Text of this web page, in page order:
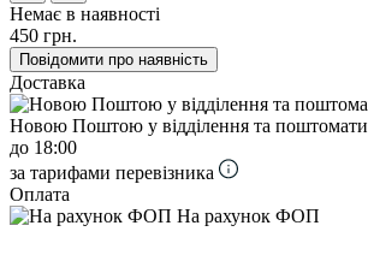
Немає в наявності
450 грн.
Повідомити про наявність
Доставка
Новою Поштою у відділення та поштомати
до 18:00
за тарифами перевізника
Оплата
На рахунок ФОП